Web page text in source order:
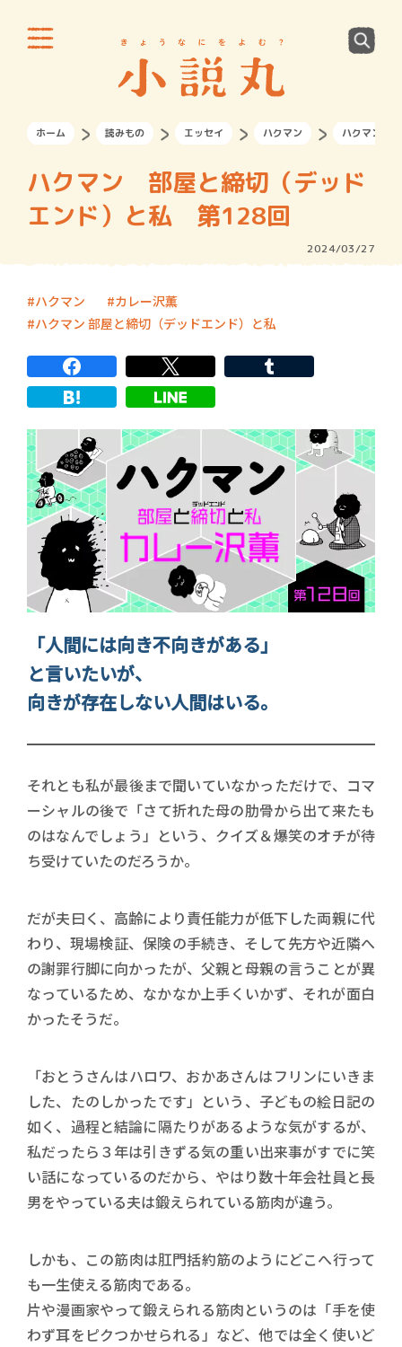
ホーム 読みもの エッセイ ハクマン ハクマン 部
ハクマン 部屋と締切（デッド
エンド）と私 第128回
2024/03/27
ハクマン
カレー沢薫
ハクマン 部屋と締切（デッドエンド）と私
「人間には向き不向きがある」
と言いたいが、
向きが存在しない人間はいる。
それとも私が最後まで聞いていなかっただけで、コマ
ーシャルの後で「さて折れた母の肋骨から出て来たも
のはなんでしょう」という、クイズ＆爆笑のオチが待
ち受けていたのだろうか。
だが夫曰く、高齢により責任能力が低下した両親に代
わり、現場検証、保険の手続き、そして先方や近隣へ
の謝罪行脚に向かったが、父親と母親の言うことが異
なっているため、なかなか上手くいかず、それが面白
かったそうだ。
「おとうさんはハロワ、おかあさんはフリンにいきま
した、たのしかったです」という、子どもの絵日記の
如く、過程と結論に隔たりがあるような気がするが、
私だったら３年は引きずる気の重い出来事がすでに笑
い話になっているのだから、やはり数十年会社員と長
男をやっている夫は鍛えられている筋肉が違う。
しかも、この筋肉は肛門括約筋のようにどこへ行って
も一生使える筋肉である。
片や漫画家やって鍛えられる筋肉というのは「手を使
わず耳をピクつかせられる」など、他では全く使いど